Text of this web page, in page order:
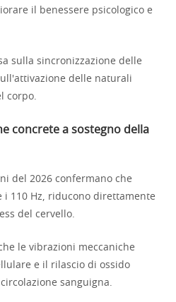
il benessere psicologico e
sulla sincronizzazione delle
delle naturali
corpo.
concrete a sostegno della
del 2026 confermano che
i 110 Hz, riducono direttamente
del cervello.
le vibrazioni meccaniche
e il rilascio di ossido
sanguigna.